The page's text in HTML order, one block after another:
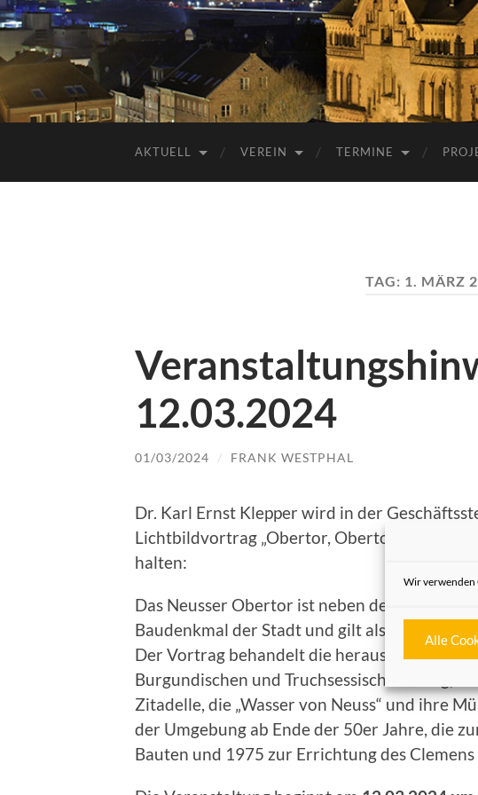
Wir verwenden
Alle
AKTUELL VEREIN TERMINE
TAG: 1. MÄRZ
12.03.2024
01/03/2024 / FRANK WESTPHAL
Dr. Karl Ernst Klepper wird in der
Lichtbildvortrag „Obertor, Obertorkapelle
halten:
Das Neusser Obertor ist neben dem
Baudenkmal der Stadt und gilt als die reifste
Der Vortrag behandelt die herausragende
Burgundischen und Truchsessischen Krieg,
Zitadelle, die „Wasser von Neuss“ und ihre
der Umgebung ab Ende der 50er Jahre, die
Bauten und 1975 zur Errichtung des